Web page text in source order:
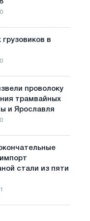
в
проволоку
трамвайных
и Ярославля
стали из пяти